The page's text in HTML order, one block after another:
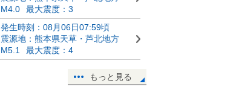
M4.0
最大震度：3
発生時刻：08月06日07:59頃
震源地：熊本県天草・芦北地方
M5.1
最大震度：4
もっと見る